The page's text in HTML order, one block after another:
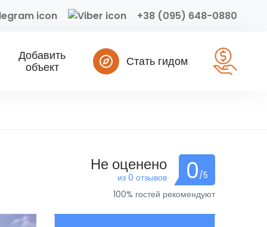
+38 (095) 648-0880
Добавить
объект
Стать гидом
Не оценено
из 0 отзывов 0/5
100% гостей рекомендуют